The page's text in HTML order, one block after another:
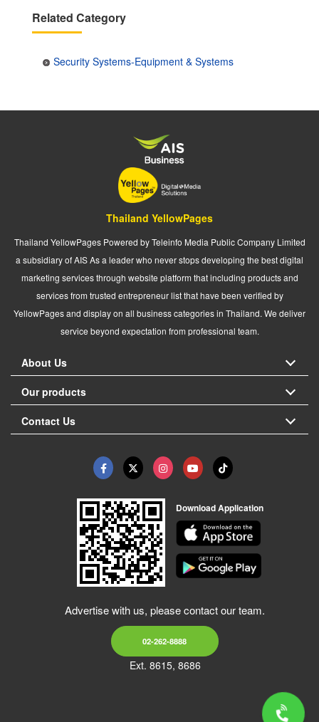
Related Category
Security Systems-Equipment & Systems
Thailand YellowPages
Thailand YellowPages Powered by Teleinfo Media Public Company Limited
a subsidiary of AIS As a leader who never stops developing the best digital
marketing services through website platform that including products and
services from trusted entrepreneur list that have been verified by
YellowPages and display on all business categories in Thailand. We deliver
service beyond expectation from professional team.
About Us
Our products
Contact Us
Download Application
Advertise with us, please contact our team.
02-262-8888
Ext. 8615, 8686